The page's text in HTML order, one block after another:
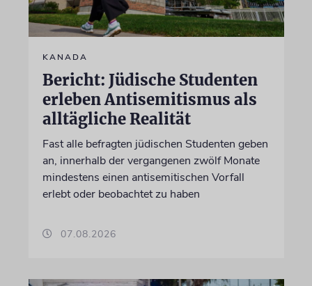
KANADA
Bericht: Jüdische Studenten
erleben Antisemitismus als
alltägliche Realität
Fast alle befragten jüdischen Studenten geben
an, innerhalb der vergangenen zwölf Monate
mindestens einen antisemitischen Vorfall
erlebt oder beobachtet zu haben
07.08.2026